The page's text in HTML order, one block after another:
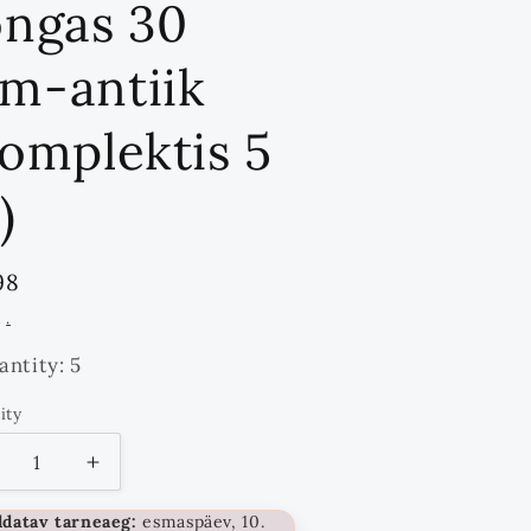
30
antiik
5
.
5
Suurenda
kogust
kuni
tarneaeg:esmaspäev, 10.